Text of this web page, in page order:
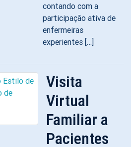
contando com a
participação ativa de
enfermeiras
experientes […]
Visita
Virtual
Familiar a
Pacientes